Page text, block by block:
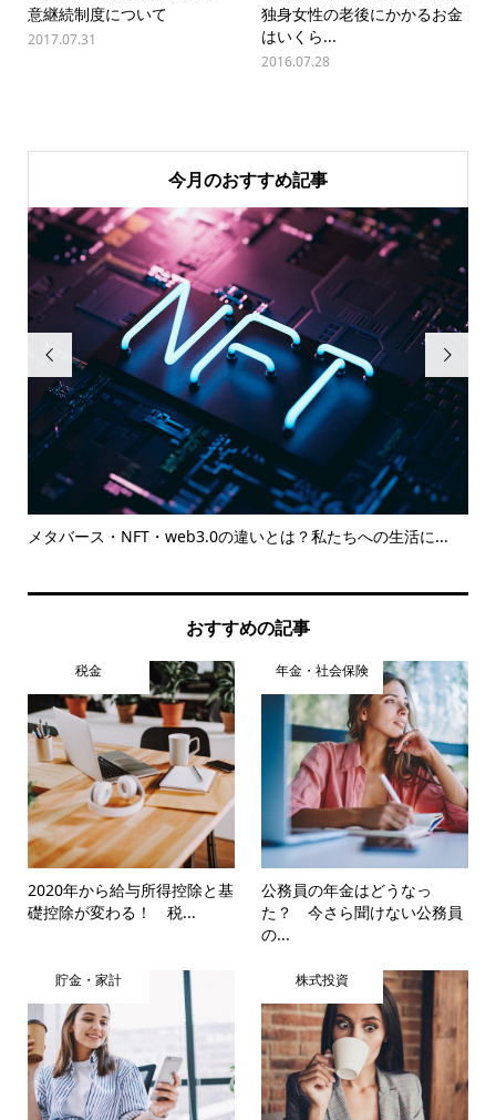
意継続制度について
2017.07.31
独身女性の老後にかかるお金
はいくら...
2016.07.28
今月のおすすめ記事

メタバース・NFT・web3.0の違いとは？私たちへの生活に...

おすすめの記事
税金
2020年から給与所得控除と基
礎控除が変わる！ 税...
年金・社会保険
公務員の年金はどうなっ
た？ 今さら聞けない公務員
の...
貯金・家計 株式投資